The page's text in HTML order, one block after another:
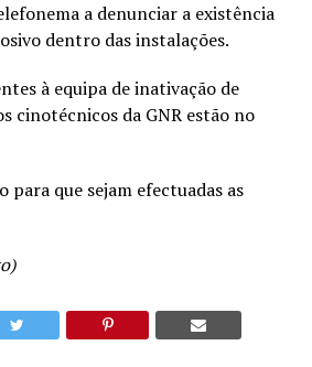
a denunciar a existência
dentro das instalações.
à equipa de inativação de
cinotécnicos da GNR estão no
que sejam efectuadas as